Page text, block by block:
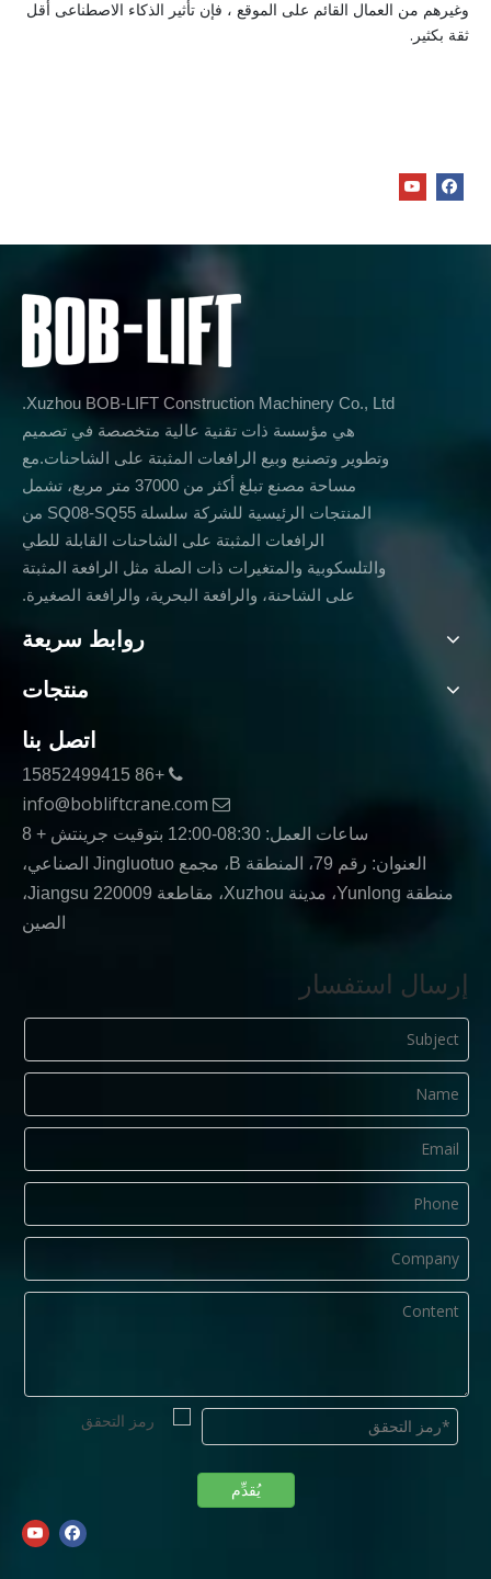
وغيرهم من العمال القائم على الموقع ، فإن تأثير الذكاء الاصطناعى أقل
ثقة بكثير.
Xuzhou BOB-LIFT Construction Machinery Co., Ltd.
هي مؤسسة ذات تقنية عالية متخصصة في تصميم
وتطوير وتصنيع وبيع الرافعات المثبتة على الشاحنات.مع
مساحة مصنع تبلغ أكثر من 37000 متر مربع، تشمل
المنتجات الرئيسية للشركة سلسلة SQ08-SQ55 من
الرافعات المثبتة على الشاحنات القابلة للطي
والتلسكوبية والمتغيرات ذات الصلة مثل الرافعة المثبتة
على الشاحنة، والرافعة البحرية، والرافعة الصغيرة.
روابط سريعة
منتجات
اتصل بنا

+86 15852499415

info@bobliftcrane.com
ساعات العمل: 08:30-12:00 بتوقيت جرينتش + 8
العنوان: رقم 79، المنطقة B، مجمع Jingluotuo الصناعي،
منطقة Yunlong، مدينة Xuzhou، مقاطعة Jiangsu 220009،
الصين
إرسال استفسار
يُقدِّم